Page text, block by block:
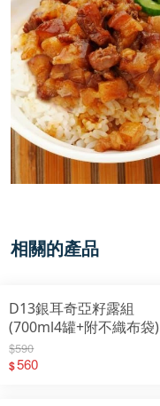
相關的產品
D13銀耳奇亞籽露組
(700ml4罐+附不織布袋)
$590
$560